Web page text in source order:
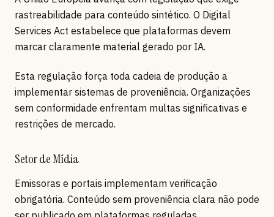
rastreabilidade para conteúdo sintético. O Digital
Services Act estabelece que plataformas devem
marcar claramente material gerado por IA.
Esta regulação força toda cadeia de produção a
implementar sistemas de proveniência. Organizações
sem conformidade enfrentam multas significativas e
restrições de mercado.
Setor de Mídia
Emissoras e portais implementam verificação
obrigatória. Conteúdo sem proveniência clara não pode